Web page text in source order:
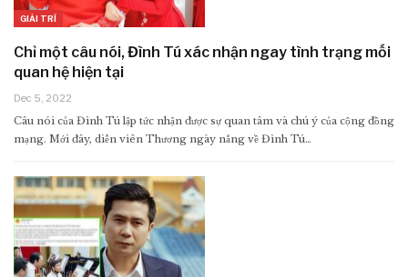
GIẢI TRÍ
Chỉ một câu nói, Đình Tú xác nhận ngay tình trạng mối
quan hệ hiện tại
Dec 5, 2022
Câu nói của Đình Tú lập tức nhận được sự quan tâm và chú ý của cộng đồng
mạng. Mới đây, diễn viên Thương ngày nắng về Đình Tú…